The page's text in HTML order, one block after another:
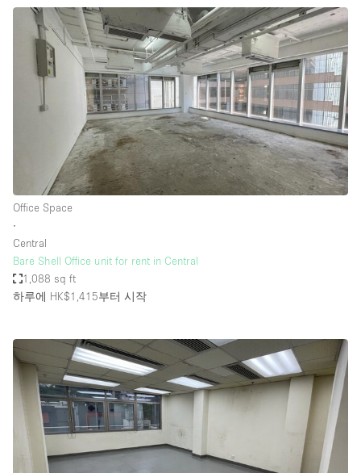
Office Space
∙
Central
Bare Shell Office unit for rent in Central
1,088 sq ft
하루에 HK$1,415부터 시작